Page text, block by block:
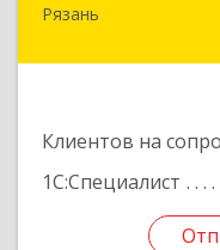
Рязань
Клиентов на
1С:Специалист
390000,